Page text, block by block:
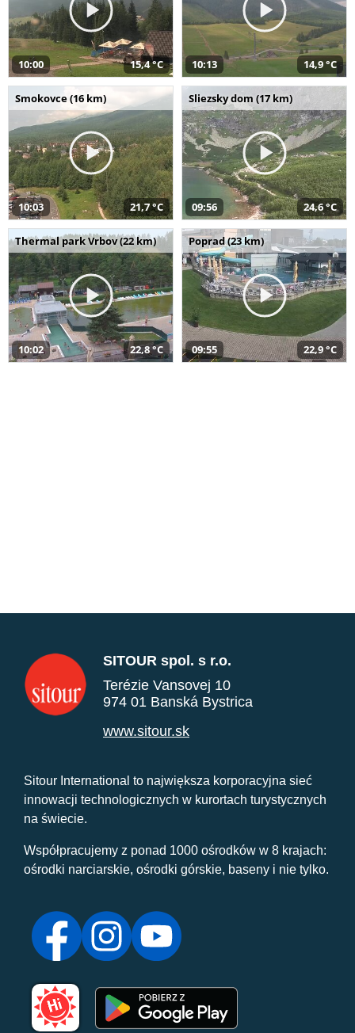
10:00 15,4 °C 10:13 14,9 °C
Smokovce (16 km)
10:03 21,7 °C
Sliezsky dom (17 km)
09:56 24,6 °C
Thermal park Vrbov (22 km)
10:02 22,8 °C
Poprad (23 km)
09:55 22,9 °C
SITOUR spol. s r.o.
Terézie Vansovej 10
974 01 Banská Bystrica
www.sitour.sk
Sitour International to największa korporacyjna sieć
innowacji technologicznych w kurortach turystycznych
na świecie.
Współpracujemy z ponad 1000 ośrodków w 8 krajach:
ośrodki narciarskie, ośrodki górskie, baseny i nie tylko.